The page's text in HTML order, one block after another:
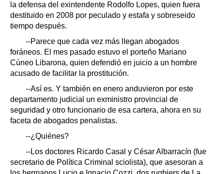
la defensa del exintendente Rodolfo Lopes, quien fuera
destituido en 2008 por peculado y estafa y sobreseido
tiempo después.
--Parece que cada vez más llegan abogados
foráneos. El mes pasado estuvo el porteño Mariano
Cúneo Libarona, quien defendió en juicio a un hombre
acusado de facilitar la prostitución.
--Así es. Y también en enero anduvieron por este
departamento judicial un exministro provincial de
seguridad y otro funcionario de esa cartera, ahora en su
faceta de abogados penalistas.
--¿Quiénes?
--Los doctores Ricardo Casal y César Albarracín (fue
secretario de Política Criminal sciolista), que asesoran a